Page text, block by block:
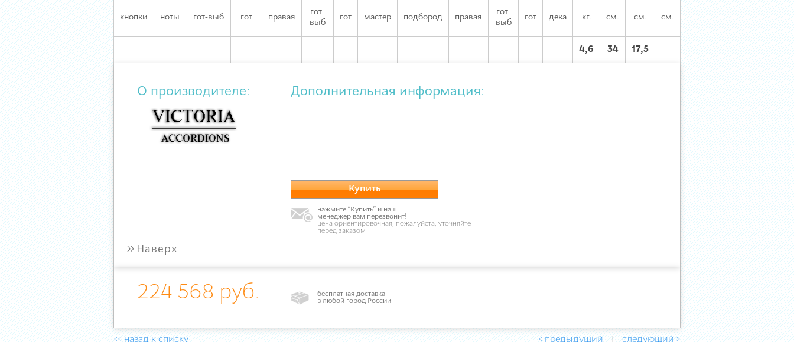
кнопки ноты гот-выб гот правая
гот-
выб
гот мастер подбород правая
гот-
выб
гот дека кг. см. см. см.
4,6 34 17,5
О производителе: Дополнительная информация:
Купить
нажмите “Купить” и наш
менеджер вам перезвонит!
цена ориентировочная, пожалуйста, уточняйте
перед заказом
» Наверх
224 568 руб.
бесплатная доставка
в любой город России
<< назад к списку < предыдущий | следующий >